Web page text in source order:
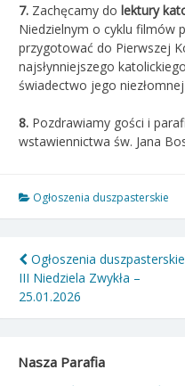
7. Zachęcamy do lektury
Niedzielnym o cyklu filmów
przygotować do Pierwszej
najsłynniejszego
świadectwo jego
8. Pozdrawiamy gości i
wstawiennictwa św. Jana
Ogłoszenia duszpasterskie
Nawigacja
wpisu
Ogłoszenia
III Niedziela Zwykła –
25.01.2026
Nasza Parafia